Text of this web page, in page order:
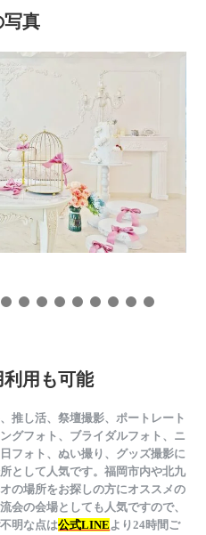
写真
用も可能
、推し活、祭壇撮影、ポートレート
グフォト、ブライダルフォト、ニ
フォト、ぬい撮り、グッズ撮影に
として人気です。福岡市内や北九
の場所をお探しの方にオススメの
会の会場としても人気ですので、
明な点は公式LINEより24時間ご